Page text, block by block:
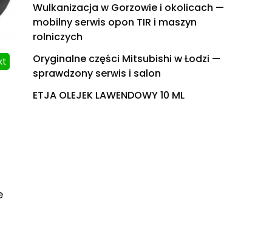
Wulkanizacja w Gorzowie i okolicach —
mobilny serwis opon TIR i maszyn
rolniczych
Oryginalne części Mitsubishi w Łodzi —
sprawdzony serwis i salon
ETJA OLEJEK LAWENDOWY 10 ML